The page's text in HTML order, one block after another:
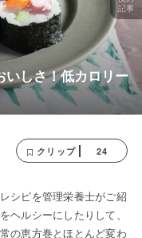
いしさ！低カロリー
記事
クリップ 24
シピを管理栄養士がご紹
ヘルシーにしたりして、
の恵方巻とほとんど変わ